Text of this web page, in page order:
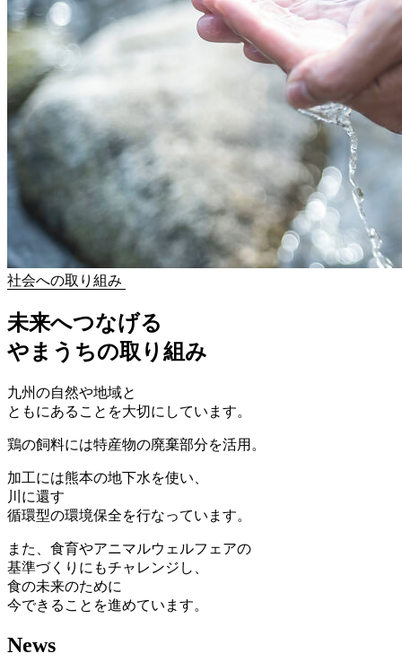
社会への取り組み
未来へつなげる
やまうちの取り組み
九州の自然や地域と
ともにあることを大切にしています。
鶏の飼料には特産物の廃棄部分を活用。
加工には熊本の地下水を使い、
川に還す
循環型の環境保全を行なっています。
また、食育やアニマルウェルフェアの
基準づくりにもチャレンジし、
食の未来のために
今できることを進めています。
News